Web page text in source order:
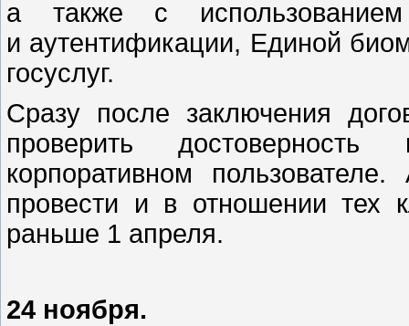
а также с
и аутентификации, Единой
госуслуг.
Сразу после заключения
проверить
корпоративном
провести и в отношении тех
раньше 1 апреля.
24 ноября.